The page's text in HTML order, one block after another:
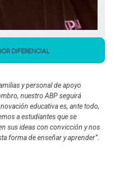
DIFERENCIAL
y personal de apoyo
nuestro ABP seguirá
educativa es, ante todo,
a estudiantes que se
sus ideas con convicción y nos
forma de enseñar y aprender”.